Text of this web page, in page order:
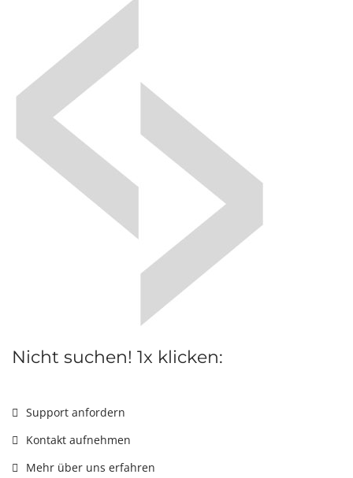
Nicht suchen! 1x klicken:
Support anfordern
Kontakt aufnehmen
Mehr über uns erfahren